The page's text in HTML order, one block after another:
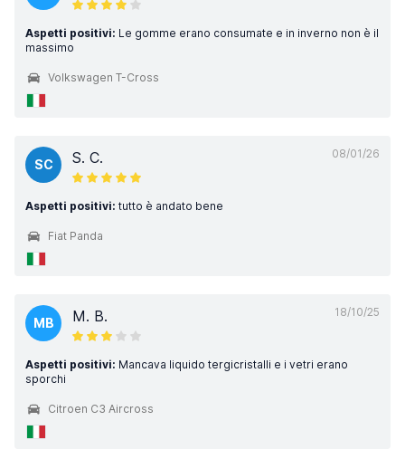
Aspetti positivi: Le gomme erano consumate e in inverno non è il
massimo
Volkswagen T-Cross
08/01/26
SC S. C.
Aspetti positivi: tutto è andato bene
Fiat Panda
18/10/25
MB M. B.
Aspetti positivi: Mancava liquido tergicristalli e i vetri erano
sporchi
Citroen C3 Aircross